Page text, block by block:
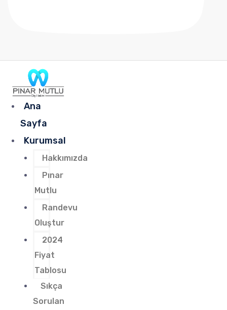
Ana
Sayfa
Kurumsal
Hakkımızda
Pınar
Mutlu
Randevu
Oluştur
2024
Fiyat
Tablosu
Sıkça
Sorulan